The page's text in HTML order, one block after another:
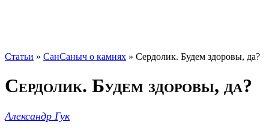
Статьи » СанСаныч о камнях » Сердолик. Будем здоровы, да?
Сердолик. Будем здоровы, да?
Александр Гук